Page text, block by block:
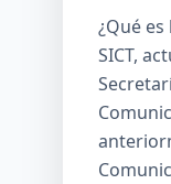
¿Qué es
SICT,